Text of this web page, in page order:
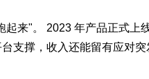
起来"。 2023 年产品正式上
支撑，收入还能留有应对突